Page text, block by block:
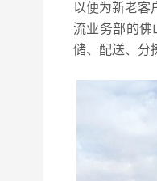
以便为新老客
流业务部的佛
储、配送、分